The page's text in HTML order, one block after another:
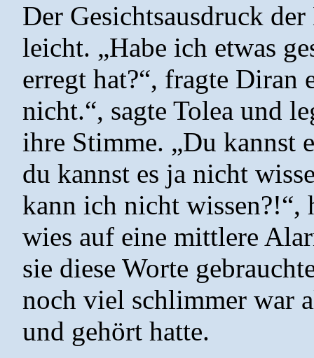
Der Gesichtsausdruck
leicht. „Habe ich etwas
erregt hat?“, fragte Diran
nicht.“, sagte Tolea und
ihre Stimme. „Du kannst
du kannst es ja nicht
kann ich nicht wissen?!“,
wies auf eine mittlere
sie diese Worte
noch viel schlimmer war
und gehört hatte.